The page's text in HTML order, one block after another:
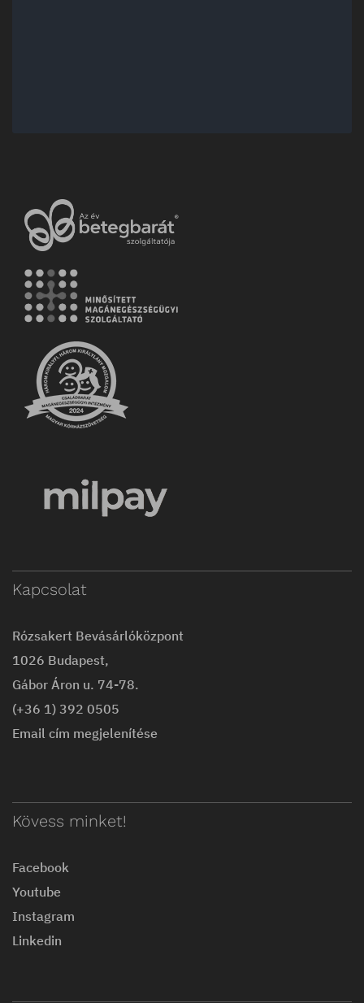
Kapcsolat
Rózsakert Bevásárlóközpont
1026 Budapest,
Gábor Áron u. 74-78.
(+36 1) 392 0505
Email cím megjelenítése
Kövess minket!
Facebook
Youtube
Instagram
Linkedin